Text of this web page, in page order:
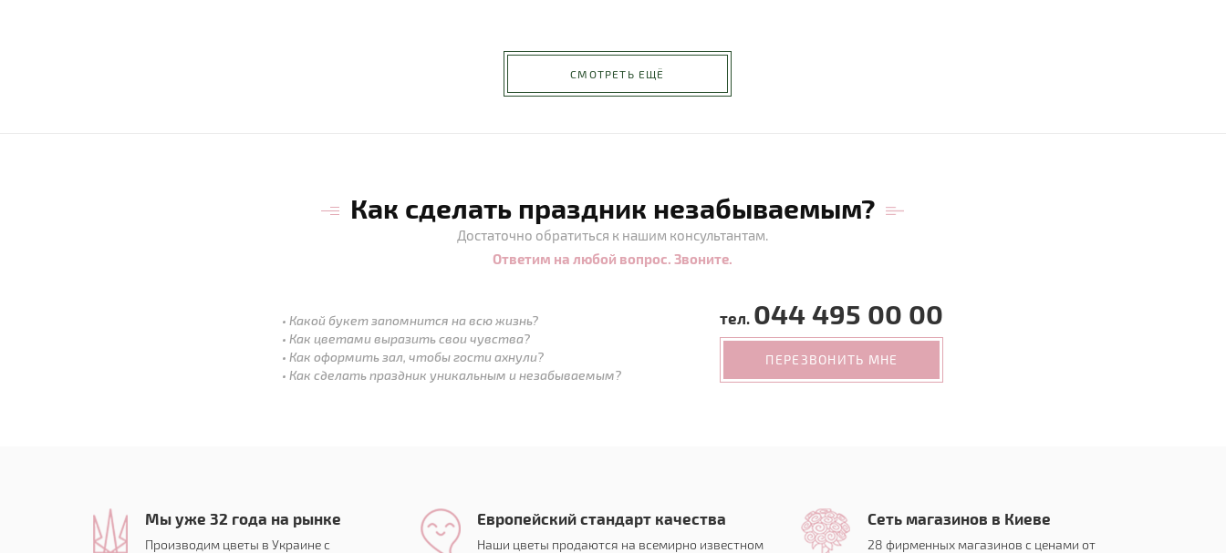
СМОТРЕТЬ ЕЩЁ
Как сделать праздник незабываемым?
Достаточно обратиться к нашим консультантам.
Ответим на любой вопрос. Звоните.
Какой букет запомнится на всю жизнь?
Как цветами выразить свои чувства?
Как оформить зал, чтобы гости ахнули?
Как сделать праздник уникальным и незабываемым?
тел. 044 495 00 00
ПЕРЕЗВОНИТЬ МНЕ
Мы уже 32 года на рынке
Производим цветы в Украине с
Европейский стандарт качества
Наши цветы продаются на всемирно известном
Сеть магазинов в Киеве
28 фирменных магазинов с ценами от